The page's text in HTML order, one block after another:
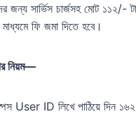
জন্য সার্ভিস চার্জসহ মোট ১১২/-
ফি জমা দিতে হবে।
নিয়ম—
User ID লিখে পাঠিয়ে দিন